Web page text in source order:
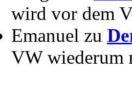
wird vor dem
Emanuel zu
VW wiederum